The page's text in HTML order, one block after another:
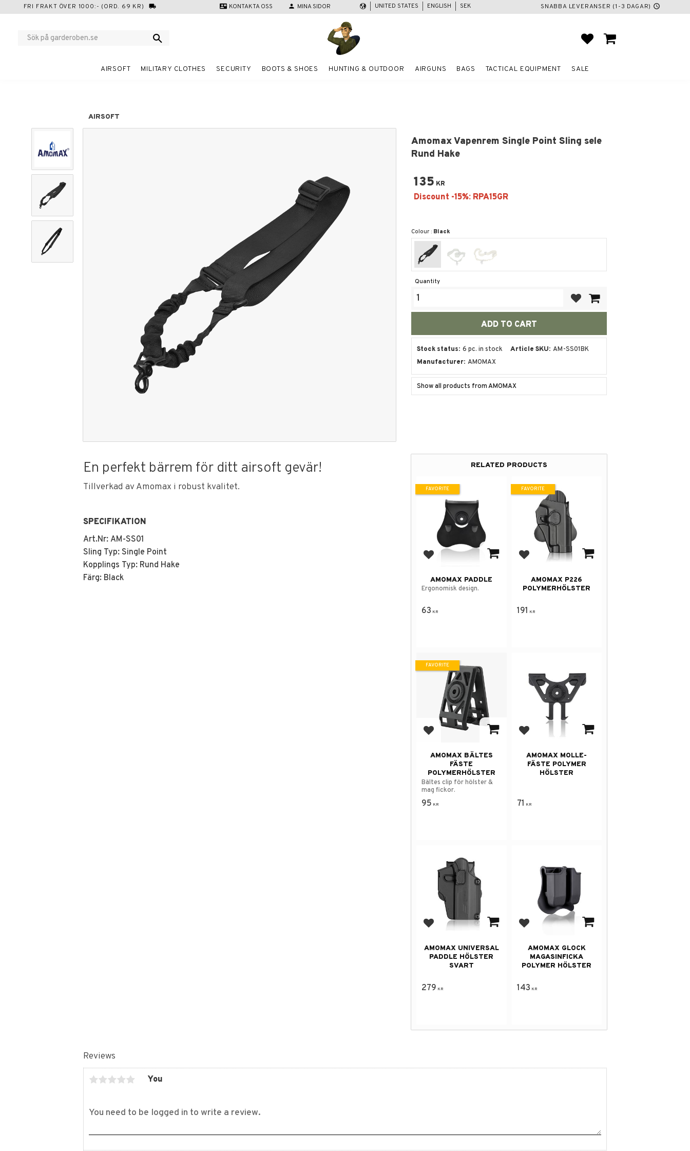
FRI FRAKT ÖVER 1000:- (ORD. 69 KR) local_shipping contact_mail KONTAKTA OSS person MINA SIDOR SNABBA LEVERANSER (1-3 DAGAR) schedule
UNITED STATES ENGLISH SEK
FAVORITES
BASKET
AIRSOFT MILITARY CLOTHES SECURITY BOOTS & SHOES HUNTING & OUTDOOR AIRGUNS BAGS TACTICAL EQUIPMENT SALE
AIRSOFT
Amomax Vapenrem Single Point Sling sele
Rund Hake
135 KR
Colour : Black
Quantity
Stock status 6 pc. in stock Article SKU AM-SS01BK
Manufacturer AMOMAX
Show all products from AMOMAX
En perfekt bärrem för ditt airsoft gevär!
Tillverkad av Amomax i robust kvalitet.
SPECIFIKATION
Art.Nr: AM-SS01
Sling Typ: Single Point
Kopplings Typ: Rund Hake
Färg: Black
Reviews
You
RELATED PRODUCTS
Add to favorites
AMOMAX PADDLE
Ergonomisk design.
63 KR
FAVORITE
Add to favorites
AMOMAX P226
POLYMERHÖLSTER
191 KR
FAVORITE
Add to favorites
AMOMAX BÄLTES
FÄSTE
POLYMERHÖLSTER
Bältes clip för hölster &
mag fickor.
95 KR
FAVORITE
Add to favorites
AMOMAX MOLLE-
FÄSTE POLYMER
HÖLSTER
71 KR
Add to favorites
AMOMAX UNIVERSAL
PADDLE HÖLSTER
SVART
279 KR
Add to favorites
AMOMAX GLOCK
MAGASINFICKA
POLYMER HÖLSTER
143 KR